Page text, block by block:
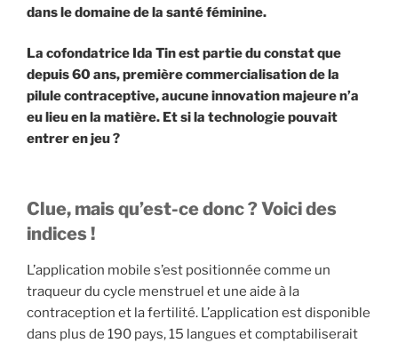
dans le domaine de la santé féminine.
La cofondatrice Ida Tin est partie du constat que
depuis 60 ans, première commercialisation de la
pilule contraceptive, aucune innovation majeure n’a
eu lieu en la matière. Et si la technologie pouvait
entrer en jeu ?
Clue, mais qu’est-ce donc ? Voici des
indices !
L’application mobile s’est positionnée comme un
traqueur du cycle menstruel et une aide à la
contraception et la fertilité. L’application est disponible
dans plus de 190 pays, 15 langues et comptabiliserait